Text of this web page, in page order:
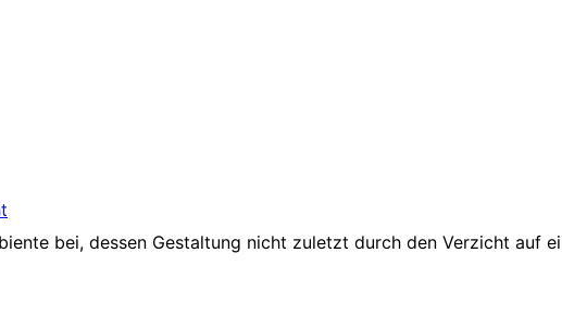
bei, dessen Gestaltung nicht zuletzt durch den Verzicht auf